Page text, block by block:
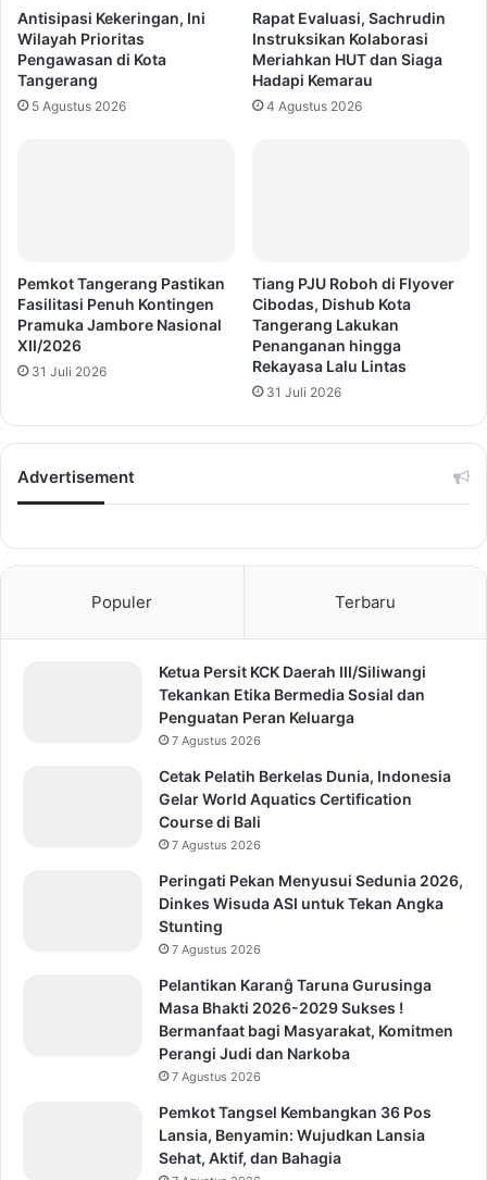
Antisipasi Kekeringan, Ini
Wilayah Prioritas
Pengawasan di Kota
Tangerang
5 Agustus 2026
Rapat Evaluasi, Sachrudin
Instruksikan Kolaborasi
Meriahkan HUT dan Siaga
Hadapi Kemarau
4 Agustus 2026
Pemkot Tangerang Pastikan
Fasilitasi Penuh Kontingen
Pramuka Jambore Nasional
XII/2026
31 Juli 2026
Tiang PJU Roboh di Flyover
Cibodas, Dishub Kota
Tangerang Lakukan
Penanganan hingga
Rekayasa Lalu Lintas
31 Juli 2026
Advertisement
Populer Terbaru
Ketua Persit KCK Daerah III/Siliwangi
Tekankan Etika Bermedia Sosial dan
Penguatan Peran Keluarga
7 Agustus 2026
Cetak Pelatih Berkelas Dunia, Indonesia
Gelar World Aquatics Certification
Course di Bali
7 Agustus 2026
Peringati Pekan Menyusui Sedunia 2026,
Dinkes Wisuda ASI untuk Tekan Angka
Stunting
7 Agustus 2026
Pelantikan Karanĝ Taruna Gurusinga
Masa Bhakti 2026-2029 Sukses !
Bermanfaat bagi Masyarakat, Komitmen
Perangi Judi dan Narkoba
7 Agustus 2026
Pemkot Tangsel Kembangkan 36 Pos
Lansia, Benyamin: Wujudkan Lansia
Sehat, Aktif, dan Bahagia